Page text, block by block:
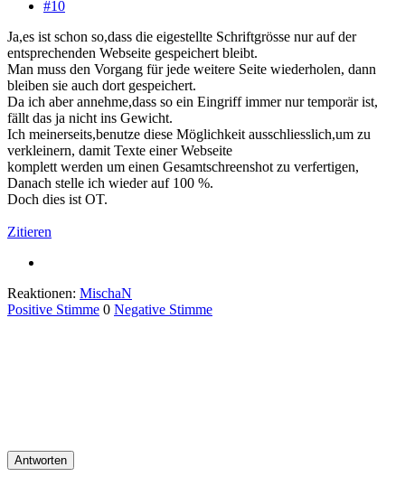
#10
Ja,es ist schon so,dass die eigestellte Schriftgrösse nur auf der
entsprechenden Webseite gespeichert bleibt.
Man muss den Vorgang für jede weitere Seite wiederholen, dann
bleiben sie auch dort gespeichert.
Da ich aber annehme,dass so ein Eingriff immer nur temporär ist,
fällt das ja nicht ins Gewicht.
Ich meinerseits,benutze diese Möglichkeit ausschliesslich,um zu
verkleinern, damit Texte einer Webseite
komplett werden um einen Gesamtschreenshot zu verfertigen,
Danach stelle ich wieder auf 100 %.
Doch dies ist OT.
Zitieren
Reaktionen: MischaN
Positive Stimme 0 Negative Stimme
Antworten